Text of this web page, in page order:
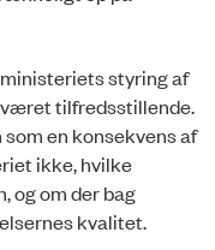
styring af
tilfredsstillende.
en konsekvens af
ikke, hvilke
og om der bag
kvalitet.